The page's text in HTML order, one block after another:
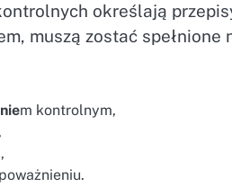
określają
muszą zostać spełnione
m kontrolnym,